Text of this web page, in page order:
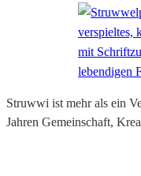
Struwwi ist mehr als ein
Jahren Gemeinschaft,